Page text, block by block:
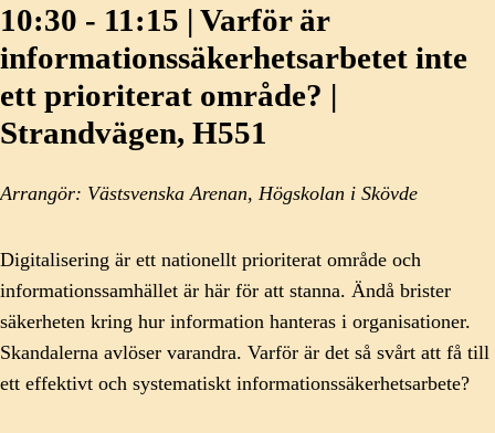
10:30 - 11:15 | Varför är
informationssäkerhetsarbetet inte
ett prioriterat område? |
Strandvägen, H551
Arrangör: Västsvenska Arenan, Högskolan i Skövde
Digitalisering är ett nationellt prioriterat område och
informationssamhället är här för att stanna. Ändå brister
säkerheten kring hur information hanteras i organisationer.
Skandalerna avlöser varandra. Varför är det så svårt att få till
ett effektivt och systematiskt informationssäkerhetsarbete?